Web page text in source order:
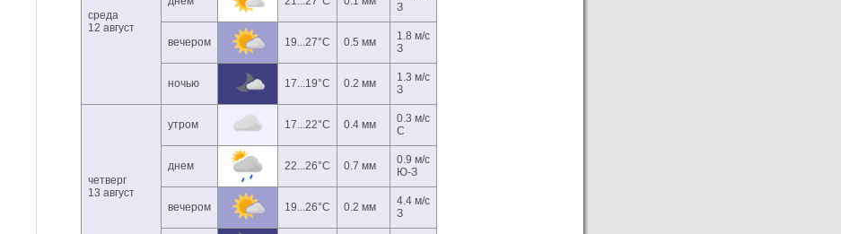
среда
12 август
З
вечером 19...27°C 0.5 мм
1.8 м/с
З
ночью 17...19°C 0.2 мм
1.3 м/с
З
четверг
13 август
утром 17...22°C 0.4 мм
0.3 м/с
С
днем 22...26°C 0.7 мм
0.9 м/с
Ю-З
вечером 19...26°C 0.2 мм
4.4 м/с
З